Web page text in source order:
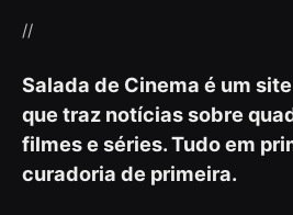
//
Salada de Cinema é um
que traz notícias sobre
filmes e séries. Tudo em
curadoria de primeira.